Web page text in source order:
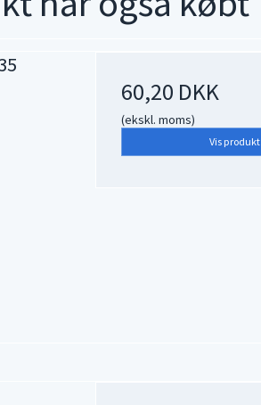
60,20 DKK
(ekskl. moms)
Vis produkt